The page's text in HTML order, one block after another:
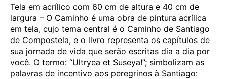
Tela em acrílico com 60 cm de altura e 40 cm de
largura – O Caminho é uma obra de pintura acrílica
em tela, cujo tema central é o Caminho de Santiago
de Compostela, e o livro representa os capítulos de
sua jornada de vida que serão escritas dia a dia por
você. O termo: “Ultryea et Suseya!”; simbolizam as
palavras de incentivo aos peregrinos à Santiago: